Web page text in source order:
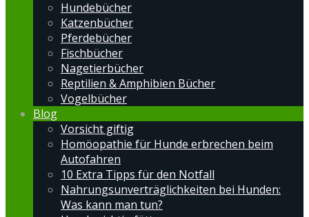
Hundebücher
Katzenbücher
Pferdebücher
Fischbücher
Nagetierbücher
Reptilien & Amphibien Bücher
Vogelbücher
Blog
Vorsicht giftig
Homöopathie für Hunde erbrechen beim
Autofahren
10 Extra Tipps für den Notfall
Nahrungsunverträglichkeiten bei Hunden:
Was kann man tun?